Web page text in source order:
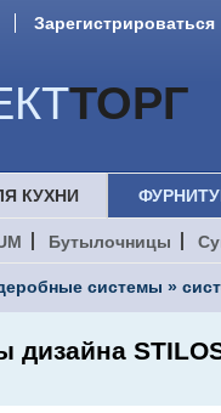
Зарегистрироваться
ТОРГ
КУХНИ
Бутылочницы
системы »
дизайна